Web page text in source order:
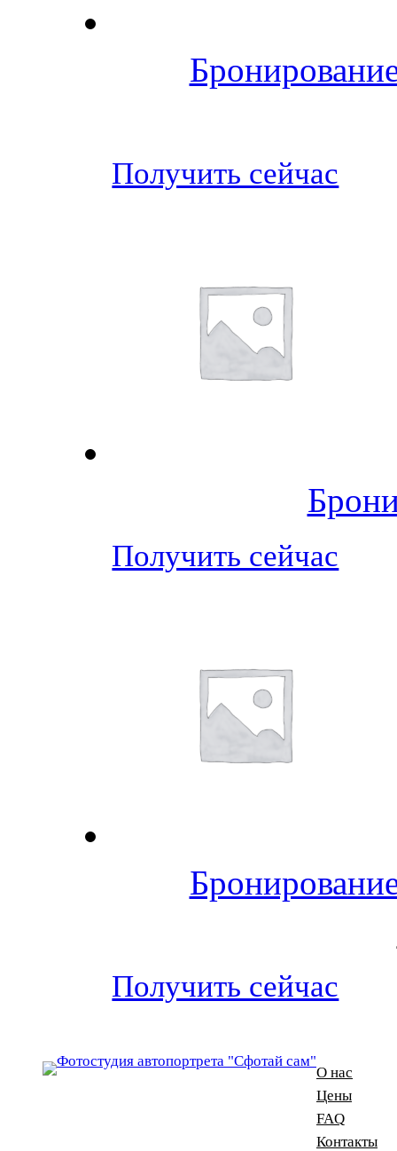
Получить сейчас
Получить сейчас
Получить сейчас
О нас
Цены
FAQ
Контакты